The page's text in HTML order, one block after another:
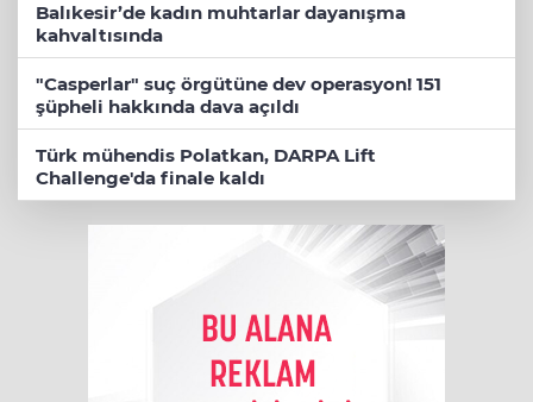
Balıkesir’de kadın muhtarlar dayanışma
kahvaltısında
"Casperlar" suç örgütüne dev operasyon! 151
şüpheli hakkında dava açıldı
Türk mühendis Polatkan, DARPA Lift
Challenge'da finale kaldı